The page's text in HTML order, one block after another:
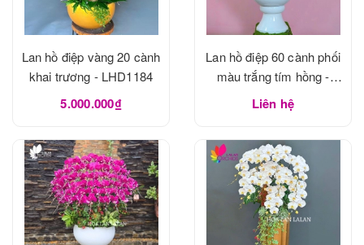
Lan hồ điệp vàng 20 cành
khai trương - LHD1184
5.000.000₫
Lan hồ điệp 60 cành phối
màu trắng tím hồng -
LHD1183
Liên hệ